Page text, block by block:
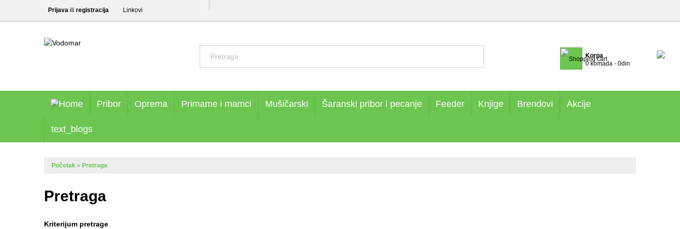
Prijava ili registracija Linkovi
Korpa
0 komada - 0din
Pribor Oprema Primame i mamci Mušičarski Šaranski pribor i pecanje Feeder Knjige Brendovi Akcije
text_blogs
Početak » Pretraga
Pretraga
Kriterijum pretrage